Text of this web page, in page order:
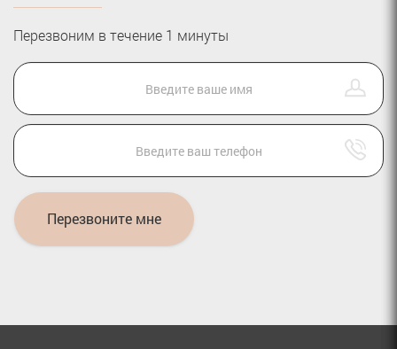
Перезвоним в течение 1 минуты
Перезвоните мне